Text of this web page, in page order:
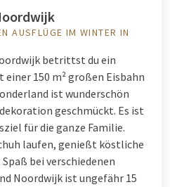
AUSFLÜGE IM WINTER IN
betrittst du ein
150 m² großen Eisbahn
ist wunderschön
geschmückt. Es ist
für die ganze Familie.
laufen, genießt köstliche
bei verschiedenen
Noordwijk ist ungefähr 15